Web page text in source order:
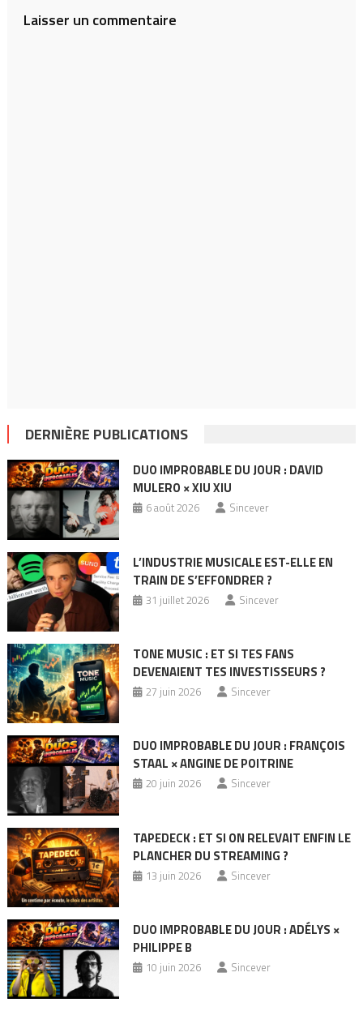
Laisser un commentaire
DERNIÈRE PUBLICATIONS
DUO IMPROBABLE DU JOUR : DAVID
MULERO × XIU XIU
6 août 2026 Sincever
L’INDUSTRIE MUSICALE EST-ELLE EN
TRAIN DE S’EFFONDRER ?
31 juillet 2026 Sincever
TONE MUSIC : ET SI TES FANS
DEVENAIENT TES INVESTISSEURS ?
27 juin 2026 Sincever
DUO IMPROBABLE DU JOUR : FRANÇOIS
STAAL × ANGINE DE POITRINE
20 juin 2026 Sincever
TAPEDECK : ET SI ON RELEVAIT ENFIN LE
PLANCHER DU STREAMING ?
13 juin 2026 Sincever
DUO IMPROBABLE DU JOUR : ADÉLYS ×
PHILIPPE B
10 juin 2026 Sincever